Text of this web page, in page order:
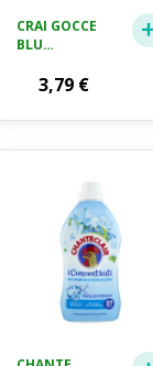
CRAI GOCCE
BLU
PER BUCATO
3,79 €